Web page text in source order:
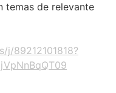
temas de relevante
j/89212101818?